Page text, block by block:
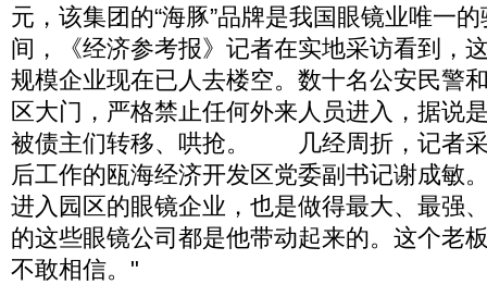
元，该集团的“海豚”品牌是我国眼镜业唯一
间，《经济参考报》记者在实地采访看到，
规模企业现在已人去楼空。数十名公安民警
区大门，严格禁止任何外来人员进入，据说
被债主们转移、哄抢。 几经周折，记者采
后工作的瓯海经济开发区党委副书记谢成敏
进入园区的眼镜企业，也是做得最大、最强
的这些眼镜公司都是他带动起来的。这个老
不敢相信。"